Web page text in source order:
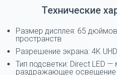
Технические
Размер дисплея: 65
пространств
Разрешение экрана: 4K
Тип подсветки: Direct LED —
раздражающее освещение